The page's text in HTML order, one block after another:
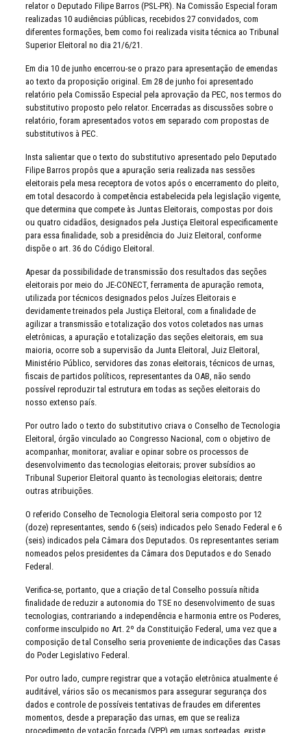
relator o Deputado Filipe Barros (PSL-PR). Na Comissão Especial foram
realizadas 10 audiências públicas, recebidos 27 convidados, com
diferentes formações, bem como foi realizada visita técnica ao Tribunal
Superior Eleitoral no dia 21/6/21.
Em dia 10 de junho encerrou-se o prazo para apresentação de emendas
ao texto da proposição original. Em 28 de junho foi apresentado
relatório pela Comissão Especial pela aprovação da PEC, nos termos do
substitutivo proposto pelo relator. Encerradas as discussões sobre o
relatório, foram apresentados votos em separado com propostas de
substitutivos à PEC.
Insta salientar que o texto do substitutivo apresentado pelo Deputado
Filipe Barros propôs que a apuração seria realizada nas sessões
eleitorais pela mesa receptora de votos após o encerramento do pleito,
em total desacordo à competência estabelecida pela legislação vigente,
que determina que compete às Juntas Eleitorais, compostas por dois
ou quatro cidadãos, designados pela Justiça Eleitoral especificamente
para essa finalidade, sob a presidência do Juiz Eleitoral, conforme
dispõe o art. 36 do Código Eleitoral.
Apesar da possibilidade de transmissão dos resultados das seções
eleitorais por meio do JE-CONECT, ferramenta de apuração remota,
utilizada por técnicos designados pelos Juízes Eleitorais e
devidamente treinados pela Justiça Eleitoral, com a finalidade de
agilizar a transmissão e totalização dos votos coletados nas urnas
eletrônicas, a apuração e totalização das seções eleitorais, em sua
maioria, ocorre sob a supervisão da Junta Eleitoral, Juiz Eleitoral,
Ministério Público, servidores das zonas eleitorais, técnicos de urnas,
fiscais de partidos políticos, representantes da OAB, não sendo
possível reproduzir tal estrutura em todas as seções eleitorais do
nosso extenso país.
Por outro lado o texto do substitutivo criava o Conselho de Tecnologia
Eleitoral, órgão vinculado ao Congresso Nacional, com o objetivo de
acompanhar, monitorar, avaliar e opinar sobre os processos de
desenvolvimento das tecnologias eleitorais; prover subsídios ao
Tribunal Superior Eleitoral quanto às tecnologias eleitorais; dentre
outras atribuições.
O referido Conselho de Tecnologia Eleitoral seria composto por 12
(doze) representantes, sendo 6 (seis) indicados pelo Senado Federal e 6
(seis) indicados pela Câmara dos Deputados. Os representantes seriam
nomeados pelos presidentes da Câmara dos Deputados e do Senado
Federal.
Verifica-se, portanto, que a criação de tal Conselho possuía nítida
finalidade de reduzir a autonomia do TSE no desenvolvimento de suas
tecnologias, contrariando a independência e harmonia entre os Poderes,
conforme insculpido no Art. 2º da Constituição Federal, uma vez que a
composição de tal Conselho seria proveniente de indicações das Casas
do Poder Legislativo Federal.
Por outro lado, cumpre registrar que a votação eletrônica atualmente é
auditável, vários são os mecanismos para assegurar segurança dos
dados e controle de possíveis tentativas de fraudes em diferentes
momentos, desde a preparação das urnas, em que se realiza
procedimento de votação forçada (VPP) em urnas sorteadas, existe